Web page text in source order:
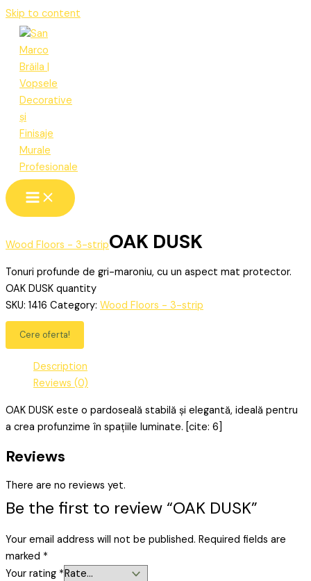
Skip to content
Wood Floors - 3-stripOAK DUSK
Tonuri profunde de gri-maroniu, cu un aspect mat protector.
OAK DUSK quantity
SKU: 1416 Category: Wood Floors - 3-strip
Cere oferta!
Description
Reviews (0)
OAK DUSK este o pardoseală stabilă și elegantă, ideală pentru
a crea profunzime în spațiile luminate. [cite: 6]
Reviews
There are no reviews yet.
Be the first to review “OAK DUSK”
Your email address will not be published. Required fields are
marked *
Your rating *